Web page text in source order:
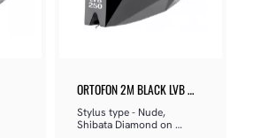
ORTOFON 2M BLACK LVB
250 (MM)
Stylus type - Nude,
Shibata Diamond on